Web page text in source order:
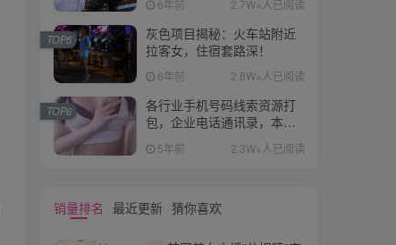
6年前 2.7W+人已阅读
灰色项目揭秘：火车站附近
拉客女，住宿套路深！
6年前 2.6W+人已阅读
TOP5
各行业手机号码线索资源打
包，企业电话通讯录，本页
面只为做seo,不接相关的业
务！！！各行业资源都有，
5年前 2.3W+人已阅读
TOP6
销量排名 最近更新 猜你喜欢